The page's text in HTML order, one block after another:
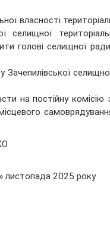
власності
селищної
голові селищної
на постійну комісію
листопада 2025 року